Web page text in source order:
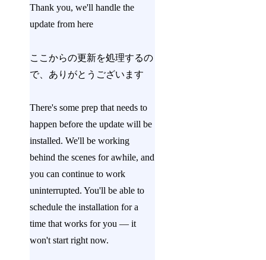
Thank you, we'll handle the
update from here
ここからの更新を処理するの
で、ありがとうございます
There's some prep that needs to
happen before the update will be
installed. We'll be working
behind the scenes for awhile, and
you can continue to work
uninterrupted. You'll be able to
schedule the installation for a
time that works for you — it
won't start right now.